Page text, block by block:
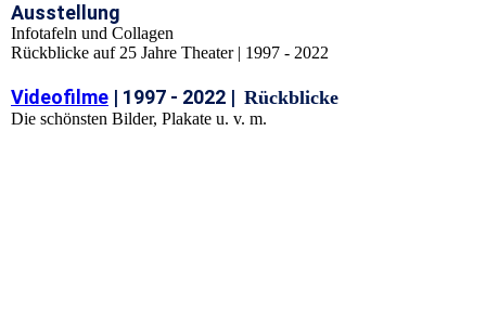
Ausstellung
Infotafeln und Collagen
Rückblicke auf 25 Jahre Theater | 1997 - 2022
Videofilme | 1997 - 2022 | Rückblicke
Die schönsten Bilder, Plakate u. v. m.